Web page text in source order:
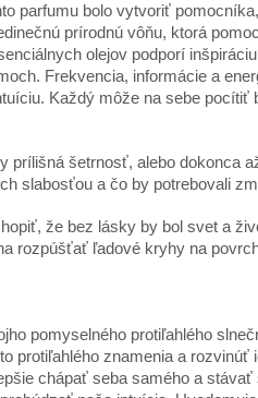
parfumu bolo vytvoriť
prírodnú vôňu, ktorá
olejov podporí
Frekvencia, informácie a
Každý môže na sebe
prílišná šetrnosť, alebo dokonca
slabosťou a čo by potrebovali
že bez lásky by bol svet a
rozpúšťať ľadové kryhy na
pomyselného protiľahlého
protiľahlého znamenia a
chápať seba samého a